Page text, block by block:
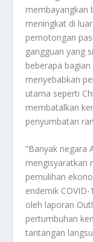
membayangkan
meningkat di
pemotongan
gangguan yang
beberapa
menyebabkan
utama seperti
membatalkan
penyumbatan
“Banyak negara
mengisyaratkan
pemulihan
endemik
oleh laporan
pertumbuhan
tantangan